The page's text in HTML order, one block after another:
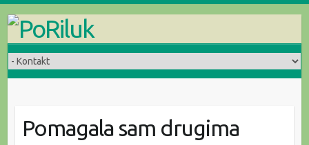
content
Pomagala sam drugima